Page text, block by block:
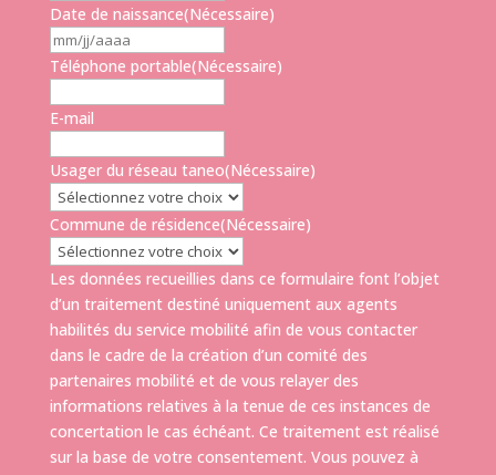
Date de naissance(Nécessaire)
slash
Téléphone portable(Nécessaire)
E-mail
Usager du réseau taneo(Nécessaire)
Commune de résidence(Nécessaire)
Les données recueillies dans ce formulaire font l’objet
d’un traitement destiné uniquement aux agents
habilités du service mobilité afin de vous contacter
dans le cadre de la création d’un comité des
partenaires mobilité et de vous relayer des
informations relatives à la tenue de ces instances de
concertation le cas échéant. Ce traitement est réalisé
sur la base de votre consentement. Vous pouvez à